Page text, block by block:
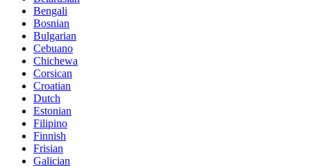
Bengali
Bosnian
Bulgarian
Cebuano
Chichewa
Corsican
Croatian
Dutch
Estonian
Filipino
Finnish
Frisian
Galician